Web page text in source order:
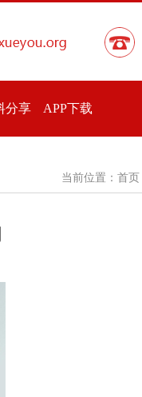
分享 APP下载
当前位置： 首页